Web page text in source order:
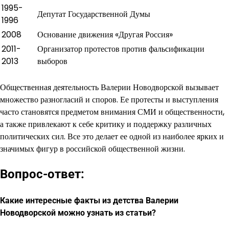
1995-
1996
Депутат Государственной Думы
2008
Основание движения «Другая Россия»
2011-
2013
Организатор протестов против фальсификации
выборов
Общественная деятельность Валерии Новодворской вызывает
множество разногласий и споров. Ее протесты и выступления
часто становятся предметом внимания СМИ и общественности,
а также привлекают к себе критику и поддержку различных
политических сил. Все это делает ее одной из наиболее ярких и
значимых фигур в российской общественной жизни.
Вопрос-ответ:
Какие интересные факты из детства Валерии
Новодворской можно узнать из статьи?